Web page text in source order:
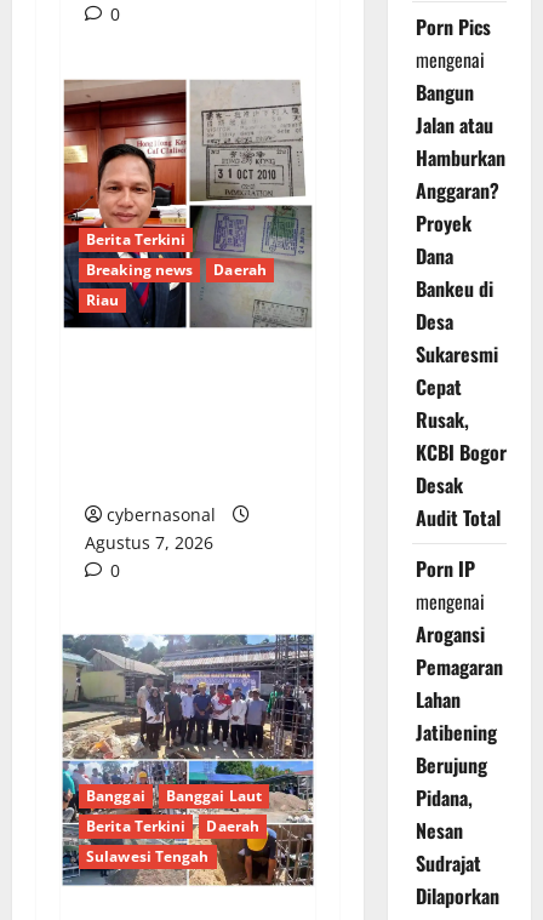
0
Berita Terkini
Breaking news
Daerah
Riau
cybernasonal
Agustus 7, 2026
0
Banggai
Banggai Laut
Berita Terkini
Daerah
Sulawesi Tengah
Porn Pics
mengenai
Bangun
Jalan atau
Hamburkan
Anggaran?
Proyek
Dana
Bankeu di
Desa
Sukaresmi
Cepat
Rusak,
KCBI Bogor
Desak
Audit Total
Porn IP
mengenai
Arogansi
Pemagaran
Lahan
Jatibening
Berujung
Pidana,
Nesan
Sudrajat
Dilaporkan